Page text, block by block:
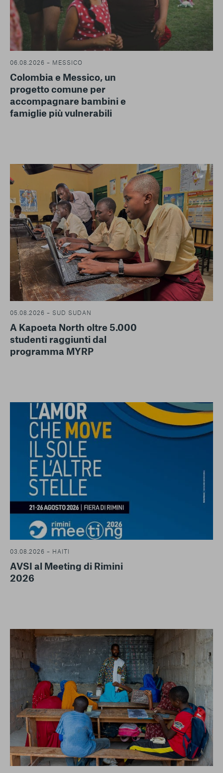
06.08.2026 – MESSICO
Colombia e Messico, un
progetto comune per
accompagnare bambini e
famiglie più vulnerabili
05.08.2026 – SUD SUDAN
A Kapoeta North oltre 5.000
studenti raggiunti dal
programma MYRP
03.08.2026 – HAITI
AVSI al Meeting di Rimini
2026